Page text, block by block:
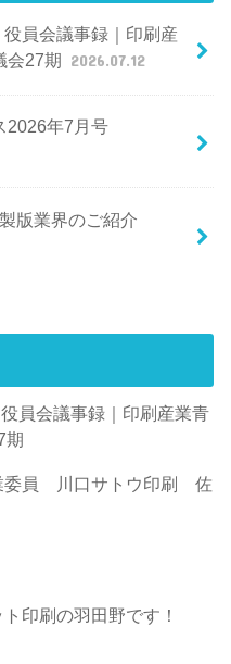
員会議事録｜印刷産
会27期 2026.07.12
2026年7月号
版業界のご紹介
員会議事録｜印刷産業青
期
委員 川口サトウ印刷 佐
印刷の羽田野です！